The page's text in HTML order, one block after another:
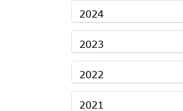
2024
2023
2022
2021